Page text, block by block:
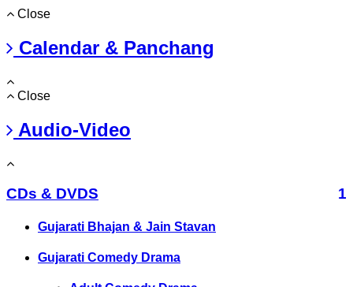
Close
Calendar & Panchang
Close
Audio-Video
CDs & DVDS 1
Gujarati Bhajan & Jain Stavan
Gujarati Comedy Drama